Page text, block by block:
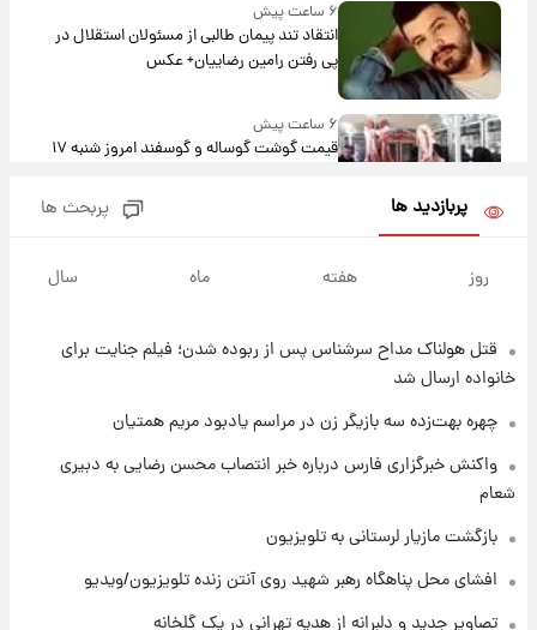
۶ ساعت پیش
انتقاد تند پیمان طالبی از مسئولان استقلال در
پی رفتن رامین رضاییان+ عکس
۶ ساعت پیش
قیمت گوشت گوساله و گوسفند امروز شنبه ۱۷
شوید+ فیلم
۷ ساعت پیش
۸ ساعت پیش
۲۱ ساعت پیش
یک پیش ‌بینی مهم برای قیمت دلار، طلا و سکه
شنبه ۱۷ مرداد ۱۴۰۵
پربازدید ها پربحث ها
روز هفته ماه سال
قتل هولناک مداح سرشناس پس از ربوده شدن؛ فیلم جنایت برای
خانواده ارسال شد
چهره بهت‌زده سه بازیگر زن در مراسم یادبود مریم همتیان
واکنش خبرگزاری فارس درباره خبر انتصاب محسن رضایی به دبیری
شعام
بازگشت مازیار لرستانی به تلویزیون
افشای محل پناهگاه‌ رهبر شهید روی آنتن زنده تلویزیون/ویدیو
تصاویر جدید و دلبرانه از هدیه تهرانی در یک گلخانه